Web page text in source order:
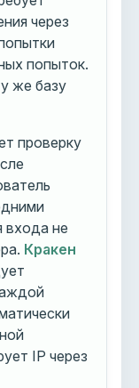
через
попыток.
же базу
проверку
входа не
Кракен
IP через